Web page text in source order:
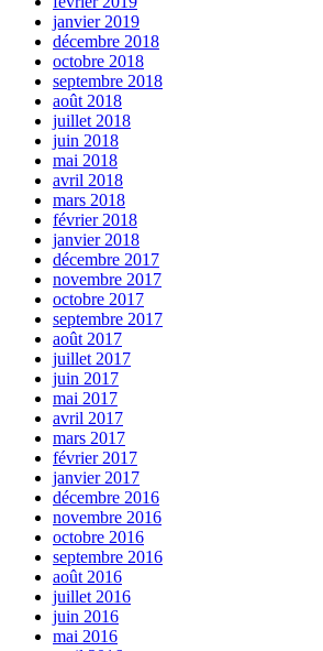
janvier 2019
décembre 2018
octobre 2018
septembre 2018
août 2018
juillet 2018
juin 2018
mai 2018
avril 2018
mars 2018
février 2018
janvier 2018
décembre 2017
novembre 2017
octobre 2017
septembre 2017
août 2017
juillet 2017
juin 2017
mai 2017
avril 2017
mars 2017
février 2017
janvier 2017
décembre 2016
novembre 2016
octobre 2016
septembre 2016
août 2016
juillet 2016
juin 2016
mai 2016